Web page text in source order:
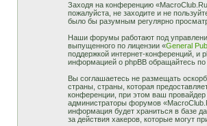
Заходя на конференцию
пожалуйста, не заходите и не
было бы разумным регулярно
Наши форумы работают под
выпущенного по лицензии «General
поддержкой интернет-конференций, и
информацией о phpBB обращайтесь по
Вы соглашаетесь не размещать
страны, страны, которая
конференции, при этом ваш
администраторы форумов
информация будет храниться в базе
за действия хакеров, которые могут